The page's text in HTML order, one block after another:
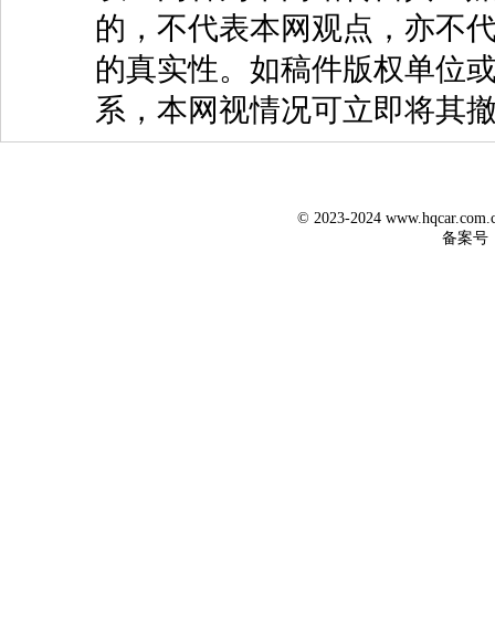
的，不代表本网观点，亦不
的真实性。如稿件版权单位
系，本网视情况可立即将其
© 2023-2024
备案号